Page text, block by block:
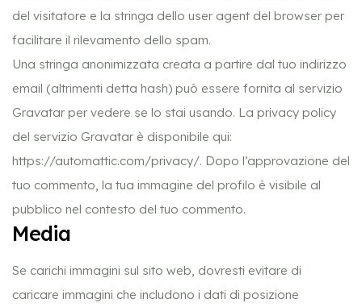
del visitatore e la stringa dello user agent del browser per
facilitare il rilevamento dello spam.
Una stringa anonimizzata creata a partire dal tuo indirizzo
email (altrimenti detta hash) può essere fornita al servizio
Gravatar per vedere se lo stai usando. La privacy policy
del servizio Gravatar è disponibile qui:
https://automattic.com/privacy/. Dopo l’approvazione del
tuo commento, la tua immagine del profilo è visibile al
pubblico nel contesto del tuo commento.
Media
Se carichi immagini sul sito web, dovresti evitare di
caricare immagini che includono i dati di posizione